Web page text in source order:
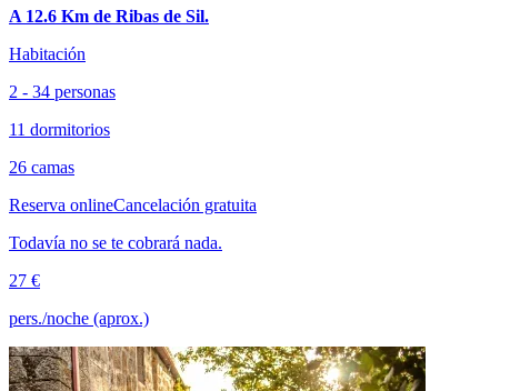
A 12.6 Km de Ribas de Sil.
Habitación
2 - 34 personas
11 dormitorios
26 camas
Reserva onlineCancelación gratuita
Todavía no se te cobrará nada.
27 €
pers./noche (aprox.)